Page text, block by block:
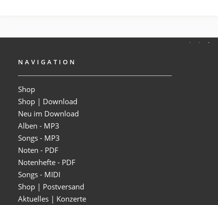
NAVIGATION
Shop
Shop | Download
Neu im Download
Alben - MP3
Songs - MP3
Noten - PDF
Notenhefte - PDF
Songs - MIDI
Shop | Postversand
Aktuelles | Konzerte